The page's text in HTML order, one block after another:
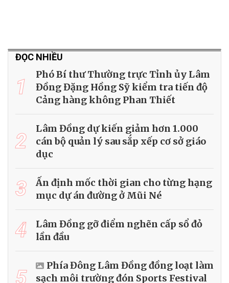
ĐỌC NHIỀU
1
Phó Bí thư Thường trực Tỉnh ủy Lâm
Đồng Đặng Hồng Sỹ kiểm tra tiến độ
Cảng hàng không Phan Thiết
2
Lâm Đồng dự kiến giảm hơn 1.000
cán bộ quản lý sau sắp xếp cơ sở giáo
dục
3
Ấn định mốc thời gian cho từng hạng
mục dự án đường ở Mũi Né
4
Lâm Đồng gỡ điểm nghẽn cấp sổ đỏ
lần đầu
5
Phía Đông Lâm Đồng đồng loạt làm
sạch môi trường đón Sports Festival